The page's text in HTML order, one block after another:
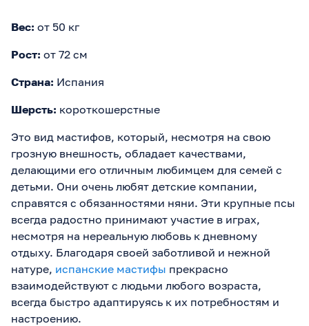
Вес: от 50 кг
Рост: от 72 см
Страна: Испания
Шерсть: короткошерстные
Это вид мастифов, который, несмотря на свою
грозную внешность, обладает качествами,
делающими его отличным любимцем для семей с
детьми. Они очень любят детские компании,
справятся с обязанностями няни. Эти крупные псы
всегда радостно принимают участие в играх,
несмотря на нереальную любовь к дневному
отдыху. Благодаря своей заботливой и нежной
натуре, испанские мастифы прекрасно
взаимодействуют с людьми любого возраста,
всегда быстро адаптируясь к их потребностям и
настроению.